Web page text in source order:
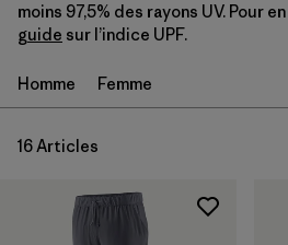
S (10)
L (9)
XL (10)
(4)
moins 97,5% des rayons UV. Pour
guide sur l’indice UPF.
Homme Femme
16 Articles